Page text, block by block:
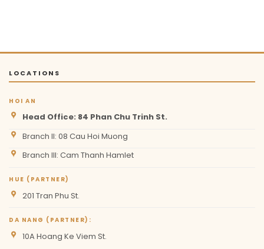
LOCATIONS
HOI AN
Head Office: 84 Phan Chu Trinh St.
Branch II: 08 Cau Hoi Muong
Branch III: Cam Thanh Hamlet
HUE (PARTNER)
201 Tran Phu St.
DA NANG (PARTNER):
10A Hoang Ke Viem St.